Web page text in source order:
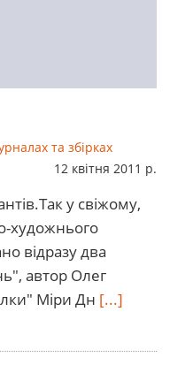
та збірках
12 квітня 2011 р.
у свіжому,
художнього
відразу два
автор Олег
Міри Дн [...]